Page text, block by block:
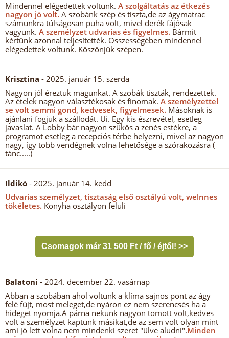
Mindennel elégedettek voltunk. A szolgáltatás az étkezés
nagyon jó volt. A szobánk szép és tiszta,de az ágymatrac
számunkra túlságosan puha volt, mivel derék fájósak
vagyunk. A személyzet udvarias és figyelmes. Bármit
kértünk azonnal teljesítették. Összességében mindennel
elégedettek voltunk. Köszönjük szépen.
Krisztina - 2025. január 15. szerda
Nagyon jól éreztük magunkat. A szobák tiszták, rendezettek.
Az ételek nagyon választékosak és finomak. A személyzettel
se volt semmi gond, kedvesek, figyelmesek. Másoknak is
ajánlani fogjuk a szállodát. Ui. Egy kis észrevétel, esetleg
javaslat. A Lobby bár nagyon szűkös a zenés estékre, a
programot esetleg a recepciós térbe helyezni, mivel az nagyon
nagy, így több vendégnek volna lehetősége a szórakozásra (
tánc.....)
Ildikó - 2025. január 14. kedd
Udvarias személyzet, tisztaság első osztályú volt, welnnes
tökéletes. Konyha osztályon felüli
Csomagok már 31 500 Ft / fő / éjtől! >>
Balatoni - 2024. december 22. vasárnap
Abban a szobában ahol voltunk a klíma sajnos pont az ágy
felé fújt, most meleget,de nyáron ez nem szerencsés ha a
hideget nyomja.A párna nekünk nagyon tömött volt,kedves
volt a személyzet kaptunk másikat,de az sem volt olyan mint
ami jó lett volna nem mindenki szeret "ülve aludni".Minden